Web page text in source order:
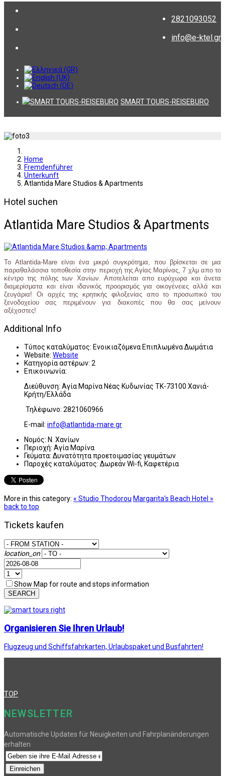
2821093052
info@e-ktel.gr
SMART TOURS-REISEBURO
Home
Fremdenführer
Unterkunft
Atlantida Mare Studios & Apartments
Hotel suchen
Atlantida Mare Studios & Apartments
Το Atlantida-Mare είναι ένα μικρό συγκρότημα, που βρίσκεται σε μια
παραθαλάσσια τοποθεσία στην περιοχή της Αγίας Μαρίνας, 7 χλμ απο το
κέντρο της πόλης των Χανίων. Αποτελείται απο ευρύχωρα και άνετα
διαμερίσματα και είναι ιδανικός προορισμός για οικογένειες αλλά και
ζευγάρια! Οι αρχές της κρητικής φιλοξενίας απο το προσωπικό του
ξενοδοχείου σας περιμένουν για διακοπές που θα σας μείνουν
αξέχαστες!
Additional Info
Τύπος καταλύματος: Ενοικιαζόμενα Επιπλωμένα Δωμάτια
Website: Website
Κατηγορία αστέρων: 2
Επικοινωνία:
Διεύθυνση: Αγία Μαρίνα Νέας Κυδωνίας ΤΚ-73100 Χανιά-
Κρήτη/Ελλάδα
Τηλέφωνο: 2821060966
E-mail: info@atlantida-mare.gr
Νομός: Ν. Χανίων
Περιοχή: Αγία Μαρίνα
Γεύματα: Δυνατότητα προετοιμασίας γευμάτων
Παροχές καταλύματος: Δωρεάν Wi-fi, Καφετέρια
More in this category: « Studio Thodorou Margarita's Beach Hotel »
back to top
Tickets kaufen
location_on
Show Map for route and stops information
SEARCH
Organisieren Sie Ihren Urlaub!
Flugzeug und Schiffsfahrkarten, Urlaubspaket und Busfahrten!
TOP
NEWSLETTER
Automatische Updates für Neuigkeiten und Fahrplanänderungen
erhalten